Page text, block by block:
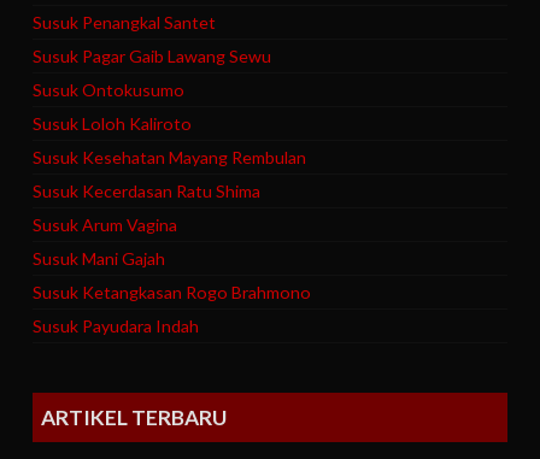
Susuk Penangkal Santet
Susuk Pagar Gaib Lawang Sewu
Susuk Ontokusumo
Susuk Loloh Kaliroto
Susuk Kesehatan Mayang Rembulan
Susuk Kecerdasan Ratu Shima
Susuk Arum Vagina
Susuk Mani Gajah
Susuk Ketangkasan Rogo Brahmono
Susuk Payudara Indah
ARTIKEL TERBARU